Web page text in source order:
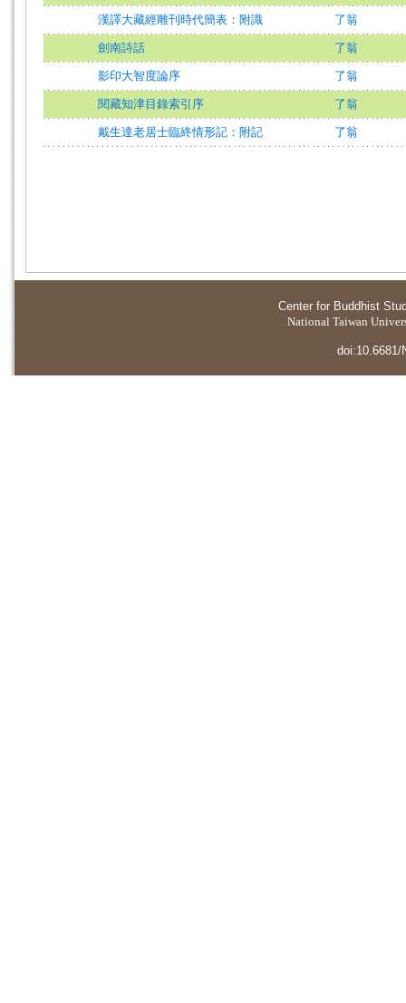
漢譯大藏經雕刊時代簡表：附識 了翁
劍南詩話 了翁
影印大智度論序 了翁
閱藏知津目錄索引序 了翁
戴生達老居士臨終情形記：附記 了翁
Center for Buddhist
National Taiwan
doi:10.6681/